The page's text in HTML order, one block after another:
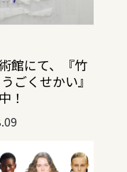
館にて、『竹
ごくせかい』
！